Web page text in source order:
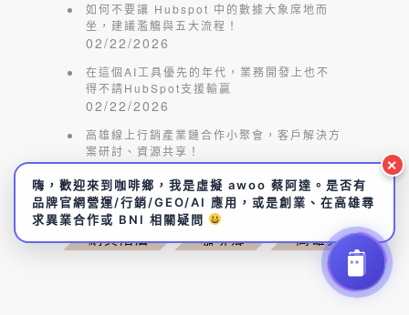
如何不要讓 Hubspot 中的數據大象席地而
坐，建議濫觴與五大流程！
02/22/2026
在這個AI工具優先的年代，業務開發上也不
得不請HubSpot支援輸贏
02/22/2026
高雄線上行銷產業鏈合作小聚會，客戶解決方
案研討、資源共享！
02/15/2026
網頁階層 咖啡鄉 高雄買房
✕
嗨，歡迎來到咖啡鄉，我是虛擬 awoo 蔡阿達。是否有
品牌官網營運/行銷/GEO/AI 應用，或是創業、在高雄尋
求異業合作或 BNI 相關疑問